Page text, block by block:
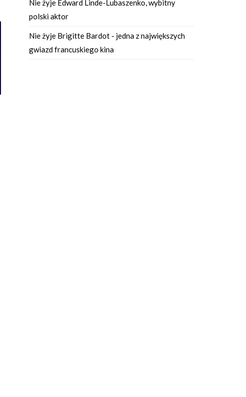
Nie żyje Edward Linde-Lubaszenko, wybitny
polski aktor
Nie żyje Brigitte Bardot - jedna z największych
gwiazd francuskiego kina